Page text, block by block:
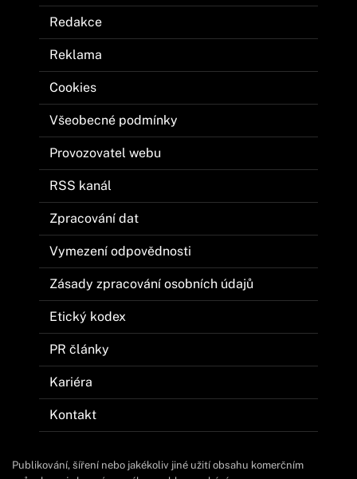
Redakce
Reklama
Cookies
Všeobecné podmínky
Provozovatel webu
RSS kanál
Zpracování dat
Vymezení odpovědnosti
Zásady zpracování osobních údajů
Etický kodex
PR články
Kariéra
Kontakt
Publikování, šíření nebo jakékoliv jiné užití obsahu komerčním